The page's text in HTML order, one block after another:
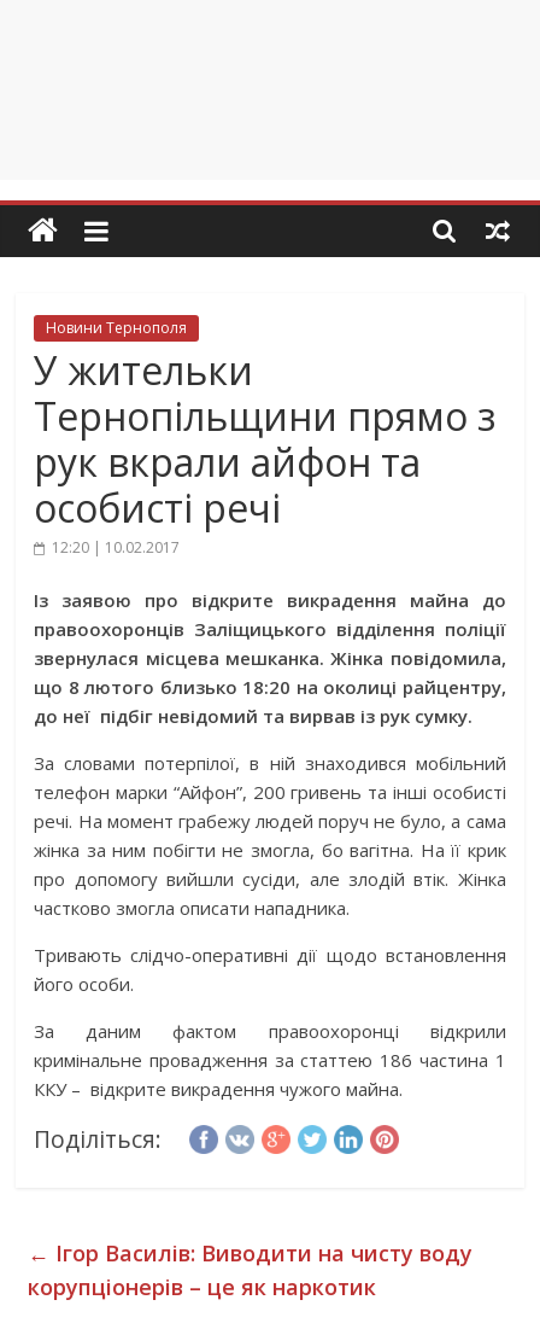
Новини Тернополя
У жительки
Тернопільщини прямо з
рук вкрали айфон та
особисті речі
12:20 | 10.02.2017
Із заявою про відкрите викрадення майна до
правоохоронців Заліщицького відділення поліції
звернулася місцева мешканка. Жінка повідомила,
що 8 лютого близько 18:20 на околиці райцентру,
до неї підбіг невідомий та вирвав із рук сумку.
За словами потерпілої, в ній знаходився мобільний
телефон марки “Айфон”, 200 гривень та інші особисті
речі. На момент грабежу людей поруч не було, а сама
жінка за ним побігти не змогла, бо вагітна. На її крик
про допомогу вийшли сусіди, але злодій втік. Жінка
частково змогла описати нападника.
Тривають слідчо-оперативні дії щодо встановлення
його особи.
За даним фактом правоохоронці відкрили
кримінальне провадження за статтею 186 частина 1
ККУ – відкрите викрадення чужого майна.
Поділіться:
← Ігор Василів: Виводити на чисту воду
корупціонерів – це як наркотик